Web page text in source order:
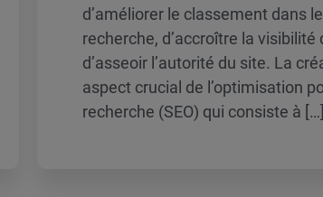
d’améliorer le classement dans
recherche, d’accroître la visibilité
d’asseoir l’autorité du site. La
aspect crucial de l’optimisation
recherche (SEO) qui consiste à […]